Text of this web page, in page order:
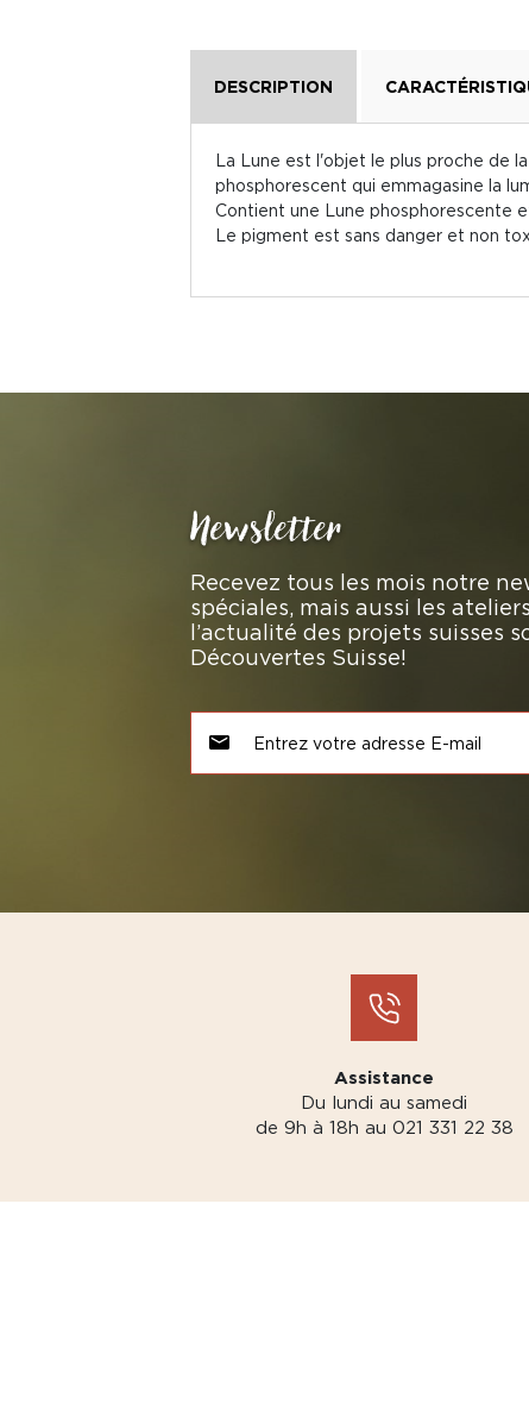
DESCRIPTION
La Lune est l'objet le plus proche de
phosphorescent qui emmagasine la
Contient une Lune phosphorescente
Le pigment est sans danger et non
Newsletter
Recevez tous les mois notre
spéciales, mais aussi les
l’actualité des projets suisses
Découvertes Suisse!
Assistance
Du lundi au samedi
de 9h à 18h au 021 331 22 38